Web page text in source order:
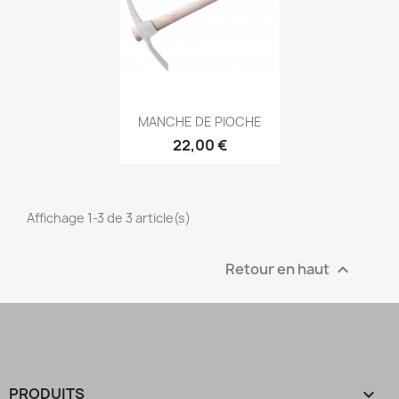
Aperçu rapide
MANCHE DE PIOCHE
22,00 €
Affichage 1-3 de 3 article(s)
Retour en haut 
PRODUITS 